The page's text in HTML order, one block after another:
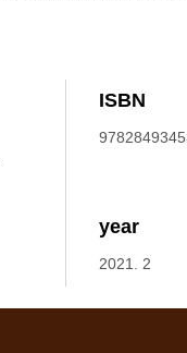
ISBN
year
2021. 2